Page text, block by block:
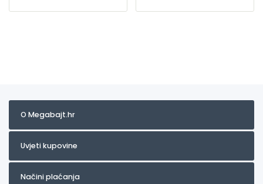
O Megabajt.hr
Uvjeti kupovine
Načini plaćanja